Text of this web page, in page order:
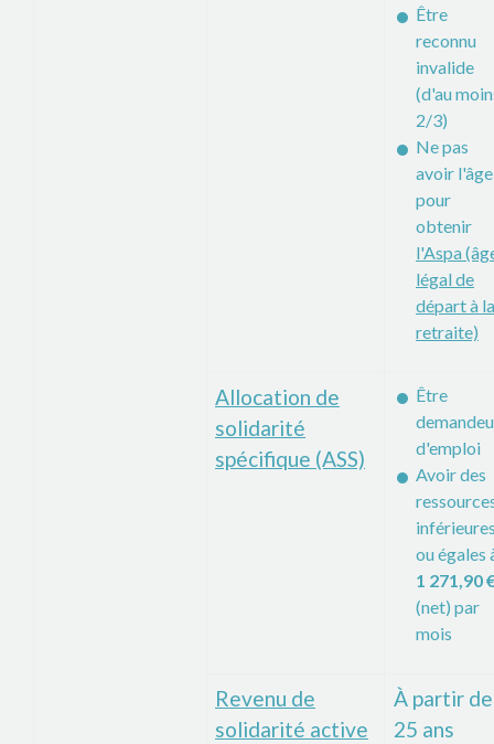
Être
reconnu
invalide
(d'au
2/3)
Ne pas
avoir l'âge
pour
obtenir
l'Aspa
légal de
départ à la
retraite)
Allocation de
solidarité
spécifique (ASS)
Être
d'emploi
Avoir des
ou égales
1 271,90
(net) par
mois
Revenu de
solidarité active
À partir de
25 ans